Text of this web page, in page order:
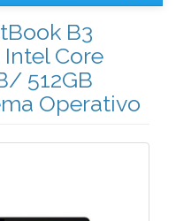
B3
Intel Core
512GB
Operativo